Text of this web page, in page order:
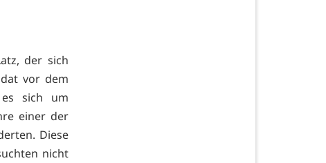
der sich
vor dem
sich um
einer der
Diese
nicht